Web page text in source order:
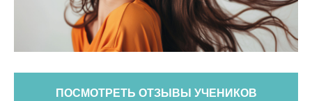
ПОСМОТРЕТЬ ОТЗЫВЫ УЧЕНИКОВ